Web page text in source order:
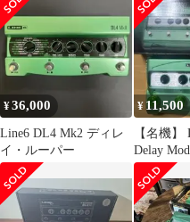
¥36,000
Line6 DL4 Mk2 ディレ
イ・ルーパー
¥ 11,500
【名機
Delay
付属品完備